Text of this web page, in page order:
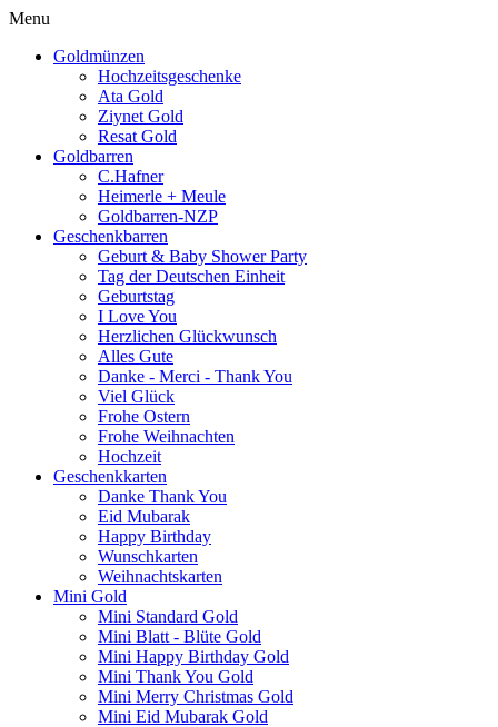
Menu
Goldmünzen
Hochzeitsgeschenke
Ata Gold
Ziynet Gold
Resat Gold
Goldbarren
C.Hafner
Heimerle + Meule
Goldbarren-NZP
Geschenkbarren
Geburt & Baby Shower Party
Tag der Deutschen Einheit
Geburtstag
I Love You
Herzlichen Glückwunsch
Alles Gute
Danke - Merci - Thank You
Viel Glück
Frohe Ostern
Frohe Weihnachten
Hochzeit
Geschenkkarten
Danke Thank You
Eid Mubarak
Happy Birthday
Wunschkarten
Weihnachtskarten
Mini Gold
Mini Standard Gold
Mini Blatt - Blüte Gold
Mini Happy Birthday Gold
Mini Thank You Gold
Mini Merry Christmas Gold
Mini Eid Mubarak Gold